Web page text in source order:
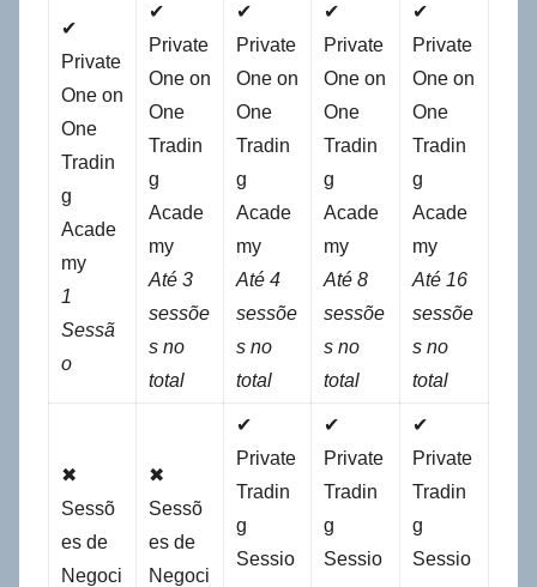
✔
Private
One on
One
Tradin
g
Acade
my
1
Sessã
o
✔
Private
One on
One
Tradin
g
Acade
my
Até 3
sessõe
s no
total
✔
Private
One on
One
Tradin
g
Acade
my
Até 4
sessõe
s no
total
✔
Private
One on
One
Tradin
g
Acade
my
Até 8
sessõe
s no
total
✔
Private
One on
One
Tradin
g
Acade
my
Até 16
sessõe
s no
total
✖
Sessõ
es de
Negoci
✖
Sessõ
es de
Negoci
✔
Private
Tradin
g
Sessio
✔
Private
Tradin
g
Sessio
✔
Private
Tradin
g
Sessio